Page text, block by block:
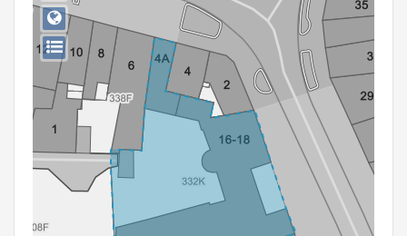
Downloads
Hergebruik
Aanmelden